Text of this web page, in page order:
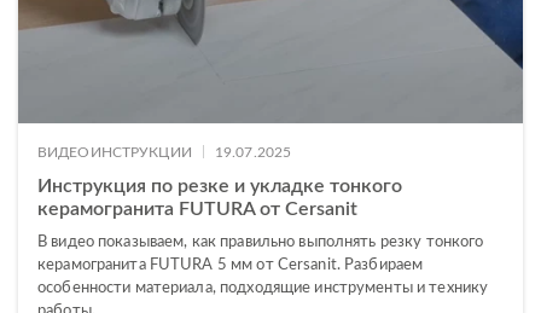
ВИДЕОИНСТРУКЦИИ 19.07.2025
Инструкция по резке и укладке тонкого
керамогранита FUTURA от Cersanit
В видео показываем, как правильно выполнять резку тонкого
керамогранита FUTURA 5 мм от Cersanit. Разбираем
особенности материала, подходящие инструменты и технику